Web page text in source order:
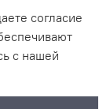
согласие
с нашей